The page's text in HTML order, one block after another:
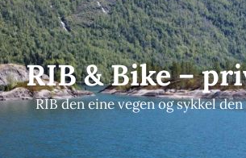
RIB & Bike –
RIB den eine vegen og sykkel